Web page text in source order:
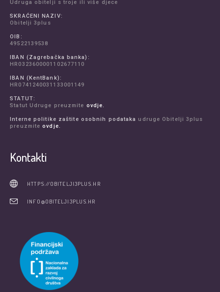
Udruga obitelji s troje ili više djece
SKRAĆENI NAZIV:
Obitelji 3plus
OIB:
49522139538
IBAN (Zagrebačka banka):
HR0323600001102677110
IBAN (KentBank):
HR0741240031133001149
STATUT:
Statut Udruge preuzmite ovdje.
Interne politike zaštite osobnih podataka udruge Obitelji 3plus
preuzmiteovdje.
Kontakti
HTTPS://OBITELJI3PLUS.HR
INFO@OBITELJI3PLUS.HR